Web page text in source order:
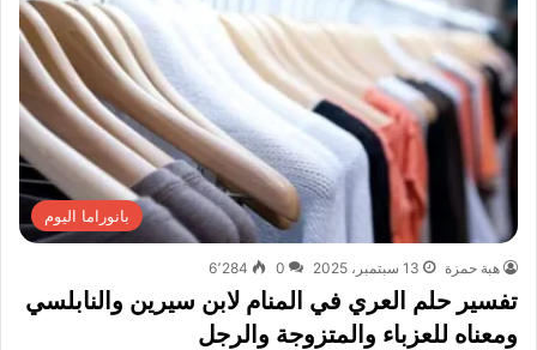
بانوراما اليوم
هبة حمزة 13 سبتمبر، 2025 0 6٬284
تفسير حلم العري في المنام لابن سيرين والنابلسي
ومعناه للعزباء والمتزوجة والرجل